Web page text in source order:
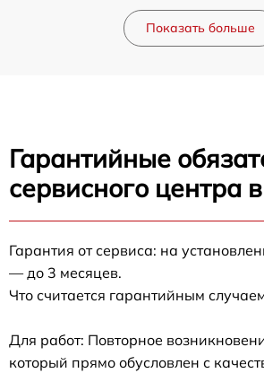
Показать больше
Гарантийные
сервисного центра
Гарантия от сервиса: на
— до 3 месяцев.
Что считается гарантийным
Для работ: Повторное
который прямо обусловлен с